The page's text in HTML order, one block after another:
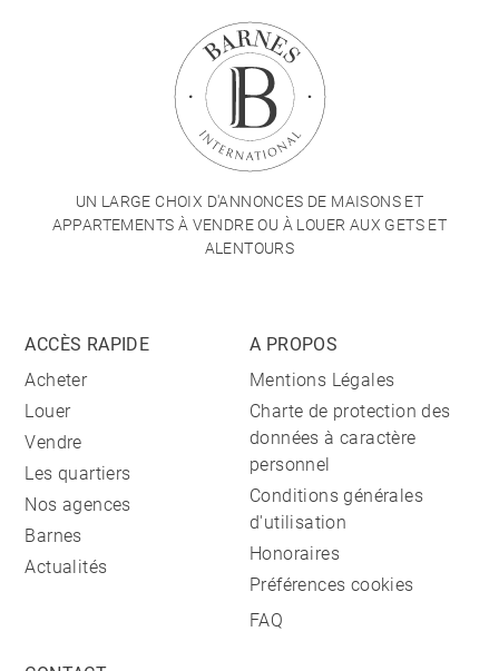
UN LARGE CHOIX D'ANNONCES DE MAISONS ET
APPARTEMENTS À VENDRE OU À LOUER AUX GETS ET
ALENTOURS
ACCÈS RAPIDE
Acheter
Louer
Vendre
Les quartiers
Nos agences
Barnes
Actualités
A PROPOS
Mentions Légales
Charte de protection des
données à caractère
personnel
Conditions générales
d'utilisation
Honoraires
Préférences cookies
FAQ